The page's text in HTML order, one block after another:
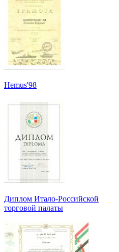
Hemus'98
Диплом Итало-Российской
торговой палаты